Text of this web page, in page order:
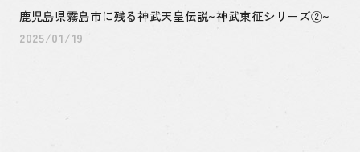
鹿児島県霧島市に残る神武天皇伝説~神武東征シリーズ②~
2025/01/19